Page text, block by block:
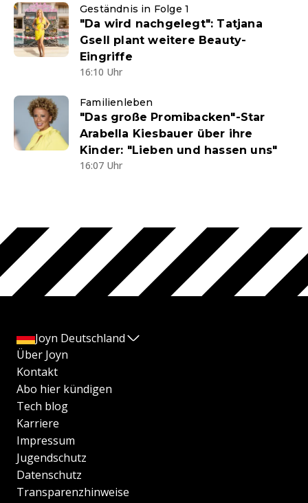
Geständnis in Folge 1
"Da wird nachgelegt": Tatjana
Gsell plant weitere Beauty-
Eingriffe
16:10 Uhr
Familienleben
"Das große Promibacken"-Star
Arabella Kiesbauer über ihre
Kinder: "Lieben und hassen uns"
16:07 Uhr
Joyn Deutschland
Über Joyn
Kontakt
Abo hier kündigen
Tech blog
Karriere
Impressum
Jugendschutz
Datenschutz
Transparenzhinweise